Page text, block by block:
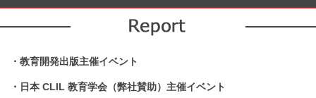
・教育開発出版主催イベント
・日本 CLIL 教育学会（弊社賛助）主催イベント